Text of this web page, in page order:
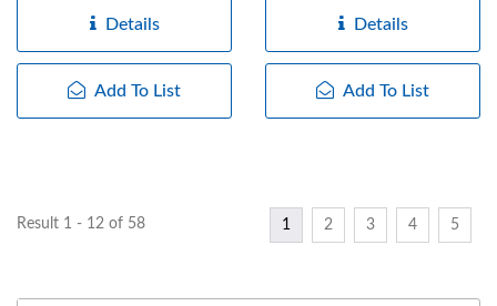
transmutator...Details
Add To List
Details
Add To List
Result 1 - 12 of 58 1 2 3 4 5